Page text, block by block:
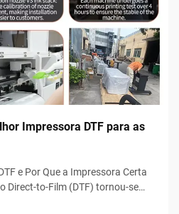
Impressora DTF para as
e Por Que a Impressora Certa
Direct-to-Film (DTF) tornou-se